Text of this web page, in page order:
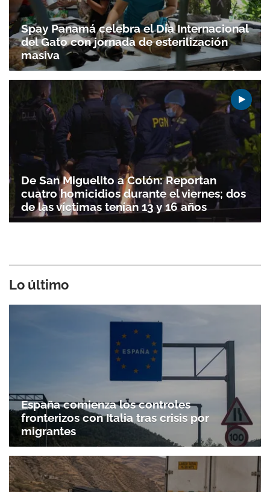
Spay Panamá celebra el Día Internacional
del Gato con jornada de esterilización
masiva
De San Miguelito a Colón: Reportan
cuatro homicidios durante el viernes; dos
de las víctimas tenían 13 y 16 años
Lo último
España comienza los controles
fronterizos con Italia tras crisis por
migrantes